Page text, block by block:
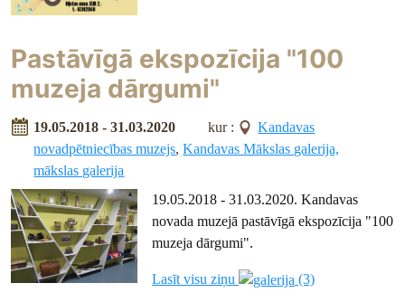
Pastāvīgā ekspozīcija "100
muzeja dārgumi"
19.05.2018 - 31.03.2020 kur :
Kandavas
novadpētniecības muzejs,Kandavas Mākslas galerija,
mākslas galerija
19.05.2018 - 31.03.2020. Kandavas
novada muzejā pastāvīgā ekspozīcija "100
muzeja dārgumi".
Lasīt visu ziņu (3)